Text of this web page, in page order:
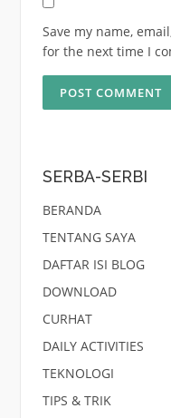
Save my name,
for the next time I
SERBA-SERBI
BERANDA
TENTANG SAYA
DAFTAR ISI BLOG
DOWNLOAD
CURHAT
DAILY ACTIVITIES
TEKNOLOGI
TIPS & TRIK